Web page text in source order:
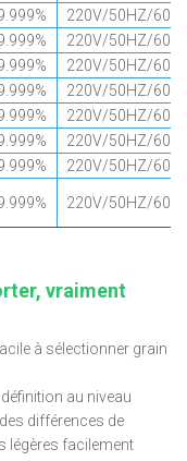
220V/50HZ/
220V/50HZ/
220V/50HZ/
220V/50HZ/
220V/50HZ/
220V/50HZ/
220V/50HZ/
220V/50HZ/
vraiment
à sélectionner grain
au niveau
différences de
légères facilement